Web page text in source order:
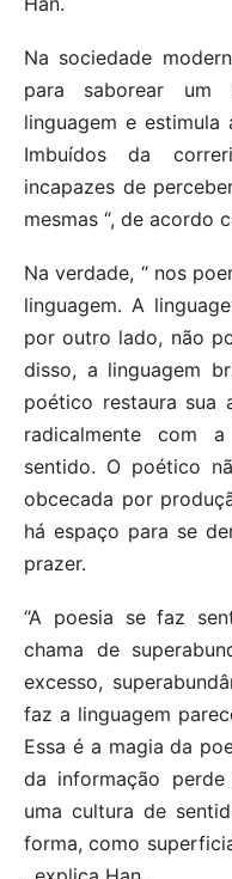
Na sociedade
para saborear
linguagem e
Imbuídos da
incapazes de
mesmas “, de acordo
Na verdade, “ nos
linguagem. A
por outro lado, não
disso, a linguagem
poético restaura sua
radicalmente com
sentido. O poético
obcecada por
há espaço para se
prazer.
“A poesia se faz
chama de
excesso,
faz a linguagem
Essa é a magia da
da informação
uma cultura de
forma, como